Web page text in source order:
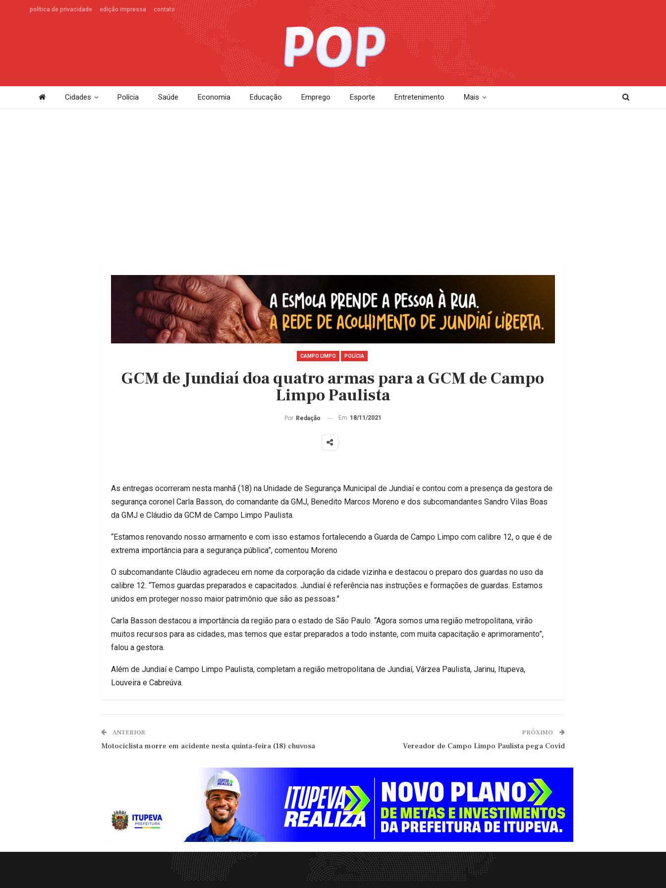
política de privacidade edição impressa contato
Cidades Polícia Saúde Economia Educação Emprego Esporte Entretenimento Mais
CAMPO LIMPO POLÍCIA
GCM de Jundiaí doa quatro armas para a GCM de Campo
Limpo Paulista
Por Redação Em 18/11/2021
As entregas ocorreram nesta manhã (18) na Unidade de Segurança Municipal de Jundiaí e contou com a presença da gestora de
segurança coronel Carla Basson, do comandante da GMJ, Benedito Marcos Moreno e dos subcomandantes Sandro Vilas Boas
da GMJ e Cláudio da GCM de Campo Limpo Paulista.
“Estamos renovando nosso armamento e com isso estamos fortalecendo a Guarda de Campo Limpo com calibre 12, o que é de
extrema importância para a segurança pública”, comentou Moreno
O subcomandante Cláudio agradeceu em nome da corporação da cidade vizinha e destacou o preparo dos guardas no uso da
calibre 12. “Temos guardas preparados e capacitados. Jundiaí é referência nas instruções e formações de guardas. Estamos
unidos em proteger nosso maior patrimônio que são as pessoas.”
Carla Basson destacou a importância da região para o estado de São Paulo. “Agora somos uma região metropolitana, virão
muitos recursos para as cidades, mas temos que estar preparados a todo instante, com muita capacitação e aprimoramento”,
falou a gestora.
Além de Jundiaí e Campo Limpo Paulista, completam a região metropolitana de Jundiaí, Várzea Paulista, Jarinu, Itupeva,
Louveira e Cabreúva.
ANTERIOR
Motociclista morre em acidente nesta quinta-feira (18) chuvosa
PRÓXIMO
Vereador de Campo Limpo Paulista pega Covid